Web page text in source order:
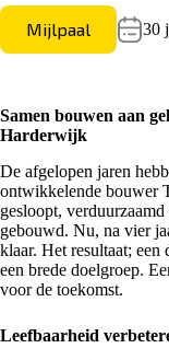
Mijlpaal 30
Samen bouwen aan
Harderwijk
De afgelopen jaren
ontwikkelende bouwer
gesloopt,
gebouwd. Nu, na vier
klaar. Het resultaat;
een brede doelgroep.
voor de toekomst.
Leefbaarheid